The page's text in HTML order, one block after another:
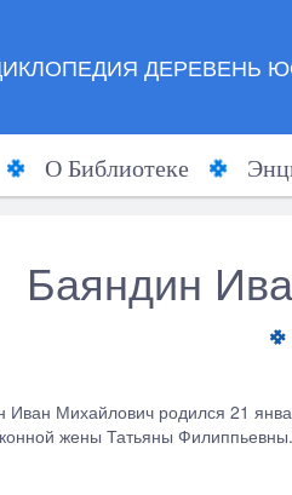
ДЕРЕВЕНЬ
О Библиотеке
Баяндин
Иван Михайлович родился 21
жены Татьяны Филиппьевны.